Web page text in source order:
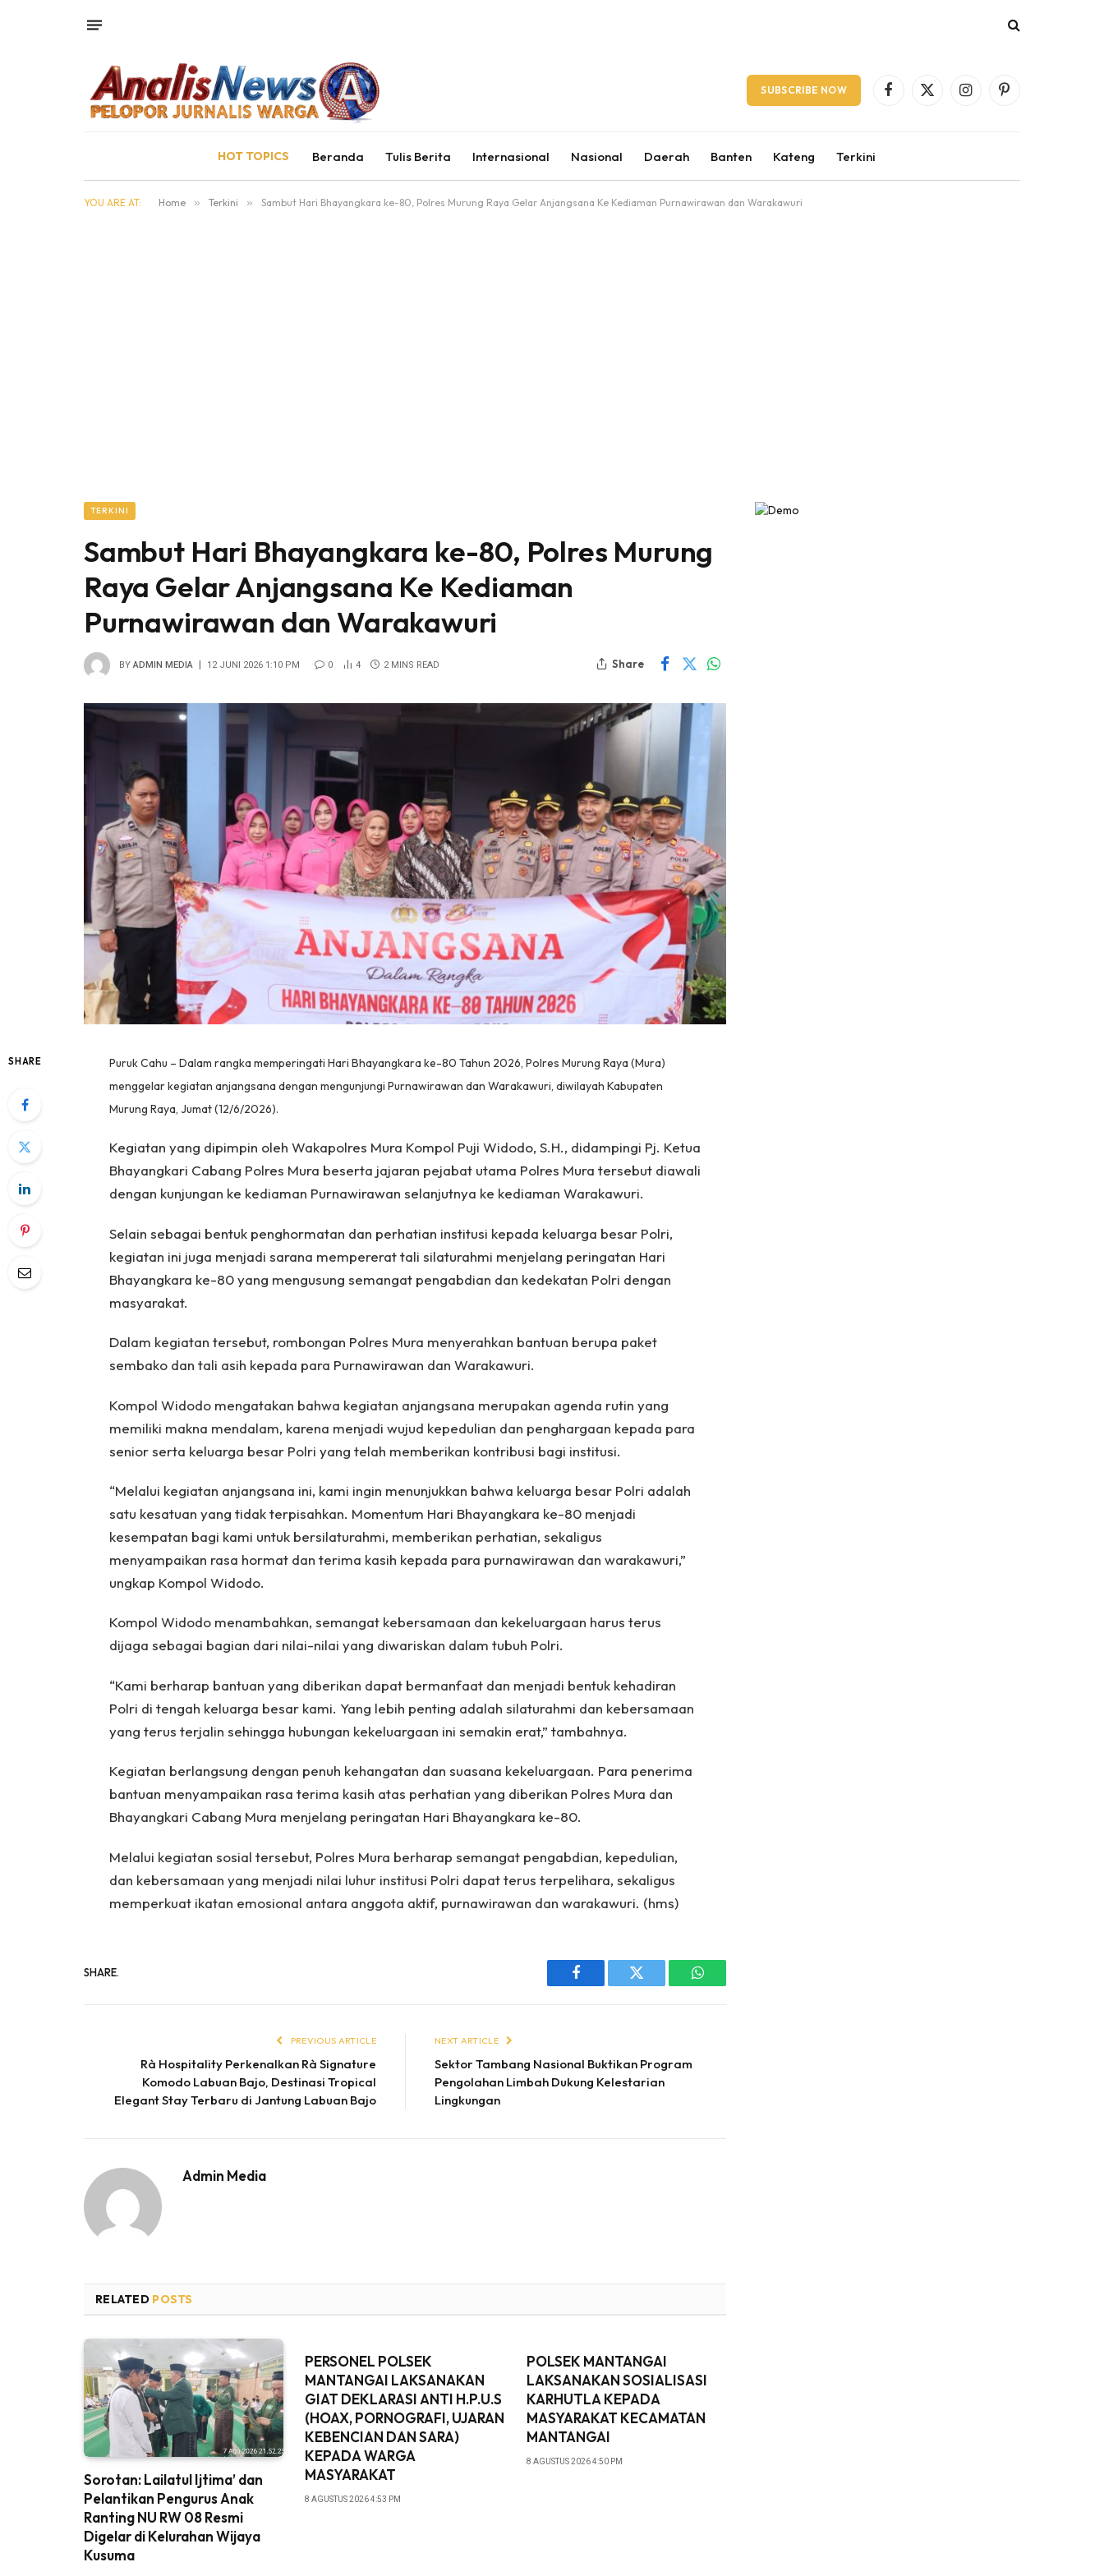
SUBSCRIBE NOW Facebook
X
InstagramPinterest
HOT TOPICS Beranda Tulis Berita Internasional Nasional Daerah Banten Kateng Terkini
YOU ARE AT: Home » Terkini » Sambut Hari Bhayangkara ke-80, Polres Murung Raya Gelar Anjangsana Ke Kediaman Purnawirawan dan Warakawuri
TERKINI
Sambut Hari Bhayangkara ke-80, Polres Murung
Raya Gelar Anjangsana Ke Kediaman
Purnawirawan dan Warakawuri
BY ADMIN MEDIA 12 JUNI 2026 1:10 PM 0 4 2 MINS READ Share
SHARE
Puruk Cahu – Dalam rangka memperingati Hari Bhayangkara ke-80 Tahun 2026, Polres Murung Raya (Mura)
menggelar kegiatan anjangsana dengan mengunjungi Purnawirawan dan Warakawuri, diwilayah Kabupaten
Murung Raya, Jumat (12/6/2026).
Kegiatan yang dipimpin oleh Wakapolres Mura Kompol Puji Widodo, S.H., didampingi Pj. Ketua
Bhayangkari Cabang Polres Mura beserta jajaran pejabat utama Polres Mura tersebut diawali
dengan kunjungan ke kediaman Purnawirawan selanjutnya ke kediaman Warakawuri.
Selain sebagai bentuk penghormatan dan perhatian institusi kepada keluarga besar Polri,
kegiatan ini juga menjadi sarana mempererat tali silaturahmi menjelang peringatan Hari
Bhayangkara ke-80 yang mengusung semangat pengabdian dan kedekatan Polri dengan
masyarakat.
Dalam kegiatan tersebut, rombongan Polres Mura menyerahkan bantuan berupa paket
sembako dan tali asih kepada para Purnawirawan dan Warakawuri.
Kompol Widodo mengatakan bahwa kegiatan anjangsana merupakan agenda rutin yang
memiliki makna mendalam, karena menjadi wujud kepedulian dan penghargaan kepada para
senior serta keluarga besar Polri yang telah memberikan kontribusi bagi institusi.
“Melalui kegiatan anjangsana ini, kami ingin menunjukkan bahwa keluarga besar Polri adalah
satu kesatuan yang tidak terpisahkan. Momentum Hari Bhayangkara ke-80 menjadi
kesempatan bagi kami untuk bersilaturahmi, memberikan perhatian, sekaligus
menyampaikan rasa hormat dan terima kasih kepada para purnawirawan dan warakawuri,”
ungkap Kompol Widodo.
Kompol Widodo menambahkan, semangat kebersamaan dan kekeluargaan harus terus
dijaga sebagai bagian dari nilai-nilai yang diwariskan dalam tubuh Polri.
“Kami berharap bantuan yang diberikan dapat bermanfaat dan menjadi bentuk kehadiran
Polri di tengah keluarga besar kami. Yang lebih penting adalah silaturahmi dan kebersamaan
yang terus terjalin sehingga hubungan kekeluargaan ini semakin erat,” tambahnya.
Kegiatan berlangsung dengan penuh kehangatan dan suasana kekeluargaan. Para penerima
bantuan menyampaikan rasa terima kasih atas perhatian yang diberikan Polres Mura dan
Bhayangkari Cabang Mura menjelang peringatan Hari Bhayangkara ke-80.
Melalui kegiatan sosial tersebut, Polres Mura berharap semangat pengabdian, kepedulian,
dan kebersamaan yang menjadi nilai luhur institusi Polri dapat terus terpelihara, sekaligus
memperkuat ikatan emosional antara anggota aktif, purnawirawan dan warakawuri. (hms)
SHARE.
Facebook Twitter WhatsApp
PREVIOUS ARTICLE
Rà Hospitality Perkenalkan Rà Signature
Komodo Labuan Bajo, Destinasi Tropical
Elegant Stay Terbaru di Jantung Labuan Bajo
NEXT ARTICLE
Sektor Tambang Nasional Buktikan Program
Pengolahan Limbah Dukung Kelestarian
Lingkungan
Admin Media
RELATED POSTS
Sorotan: Lailatul Ijtima’ dan
Pelantikan Pengurus Anak
Ranting NU RW 08 Resmi
Digelar di Kelurahan Wijaya
Kusuma
PERSONEL POLSEK
MANTANGAI LAKSANAKAN
GIAT DEKLARASI ANTI H.P.U.S
(HOAX, PORNOGRAFI, UJARAN
KEBENCIAN DAN SARA)
KEPADA WARGA
MASYARAKAT
8 AGUSTUS 2026 4:53 PM
POLSEK MANTANGAI
LAKSANAKAN SOSIALISASI
KARHUTLA KEPADA
MASYARAKAT KECAMATAN
MANTANGAI
8 AGUSTUS 2026 4:50 PM